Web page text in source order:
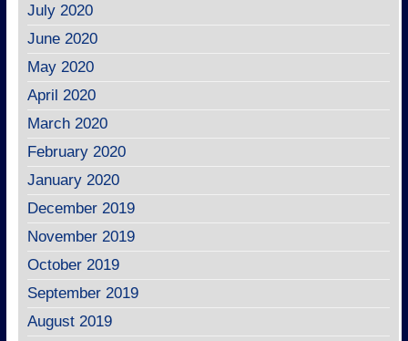
July 2020
June 2020
May 2020
April 2020
March 2020
February 2020
January 2020
December 2019
November 2019
October 2019
September 2019
August 2019